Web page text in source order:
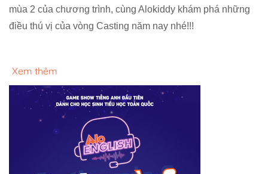
mùa 2 của chương trình, cùng Alokiddy khám phá những
điều thú vị của vòng Casting năm nay nhé!!!
Xem thêm